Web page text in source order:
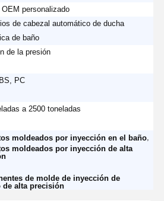
personalizado
de cabezal automático de ducha
de baño
de la presión
PC
a 2500 toneladas
moldeados por inyección en el baño
moldeados por inyección de alta
de molde de inyección de
de alta precisión